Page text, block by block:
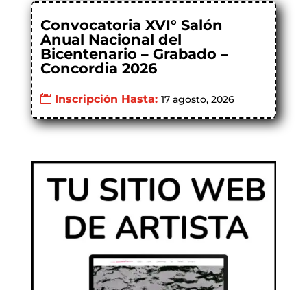
Convocatoria XVI° Salón
Anual Nacional del
Bicentenario – Grabado –
Concordia 2026
Inscripción Hasta: 17 agosto, 2026